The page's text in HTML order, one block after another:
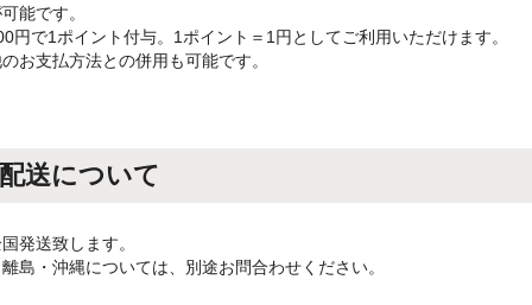
能です。
円で1ポイント付与。1ポイント＝1円としてご利用いただけます。
お支払方法との併用も可能です。
配送について
発送致します。
島・沖縄については、別途お問合わせください。